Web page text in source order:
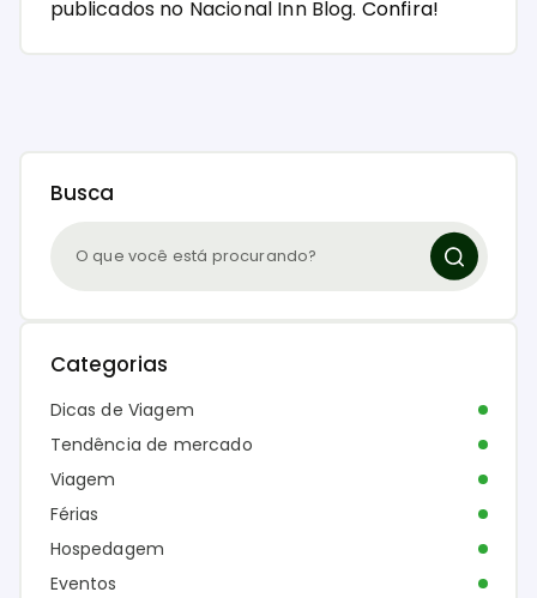
publicados no Nacional Inn Blog. Confira!
Busca
Categorias
Dicas de Viagem
Tendência de mercado
Viagem
Férias
Hospedagem
Eventos